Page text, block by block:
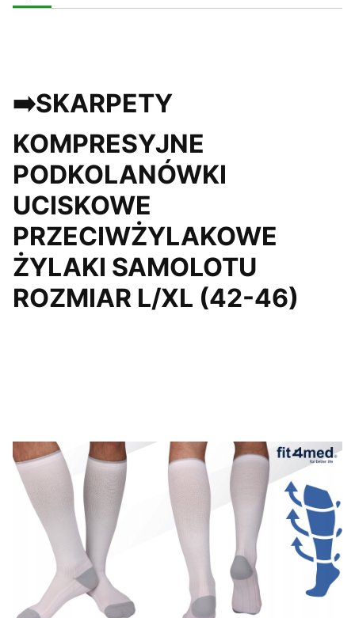
➡️SKARPETY
KOMPRESYJNE
PODKOLANÓWKI
UCISKOWE
PRZECIWŻYLAKOWE
ŻYLAKI SAMOLOTU
ROZMIAR L/XL (42-46)